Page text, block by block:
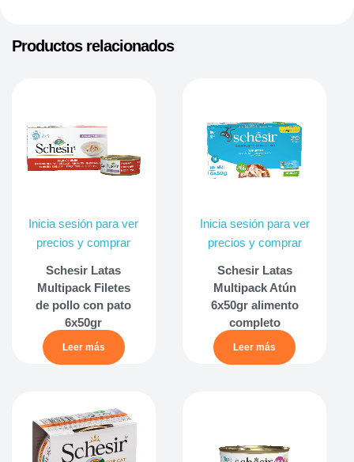
Productos relacionados
Inicia sesión para ver
precios y comprar
Schesir Latas
Multipack Filetes
de pollo con pato
6x50gr
Leer más
Inicia sesión para ver
precios y comprar
Schesir Latas
Multipack Atún
6x50gr alimento
completo
Leer más